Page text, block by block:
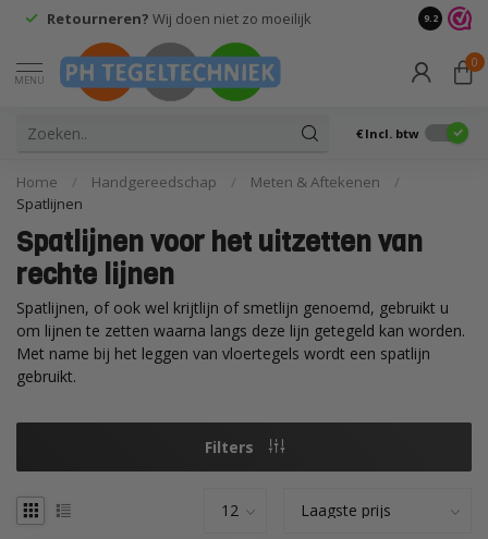
Retourneren? Wij doen niet zo moeilijk 9.2
MENU
0
€ Incl. btw
Home / Handgereedschap / Meten & Aftekenen
/
Spatlijnen
Spatlijnen voor het uitzetten van
rechte lijnen
Spatlijnen, of ook wel krijtlijn of smetlijn genoemd, gebruikt u
om lijnen te zetten waarna langs deze lijn getegeld kan worden.
Met name bij het leggen van vloertegels wordt een spatlijn
gebruikt.
Filters